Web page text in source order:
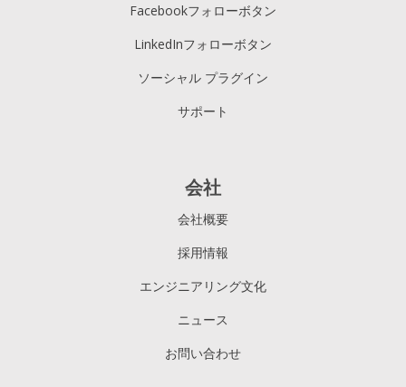
Facebookフォローボタン
LinkedInフォローボタン
ソーシャル プラグイン
サポート
会社
会社概要
採用情報
エンジニアリング文化
ニュース
お問い合わせ